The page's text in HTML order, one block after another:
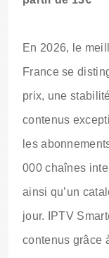
En 2026, le
France se
prix, une
contenus
les
000 chaînes
ainsi qu’un
jour. IPTV
contenus grâce